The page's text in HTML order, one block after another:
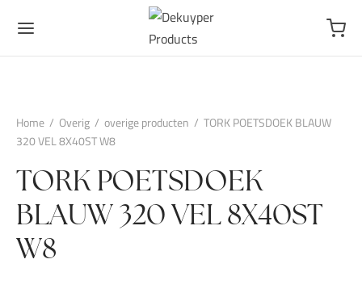
Home / Overig / overige producten / TORK POETSDOEK BLAUW
320 VEL 8X40ST W8
TORK POETSDOEK
BLAUW 320 VEL 8X40ST
W8